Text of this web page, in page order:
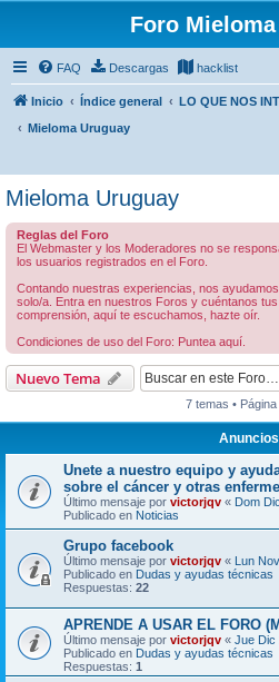
Foro
FAQ Descargas hacklist
Inicio Índice general LO QUE NOS
Mieloma Uruguay
Mieloma Uruguay
Reglas del Foro
El Webmaster y los Moderadores no se
los usuarios registrados en el Foro.
Contando nuestras experiencias, nos
solo/a. Entra en nuestros Foros y cuéntanos tus
comprensión, aquí te escuchamos, hazte oír.
Condiciones de uso del Foro: Puntea aquí.
Nuevo Tema
7 temas • Página
Anuncios
Unete a nuestro equipo y
sobre el cáncer y otras
Último mensaje por victorjqv « Dom
Publicado en Noticias
Grupo facebook
Último mensaje por victorjqv « Lun
Publicado en Dudas y ayudas técnicas
Respuestas: 22
APRENDE A USAR EL FORO
Último mensaje por victorjqv « Jue Dic
Publicado en Dudas y ayudas técnicas
Respuestas: 1